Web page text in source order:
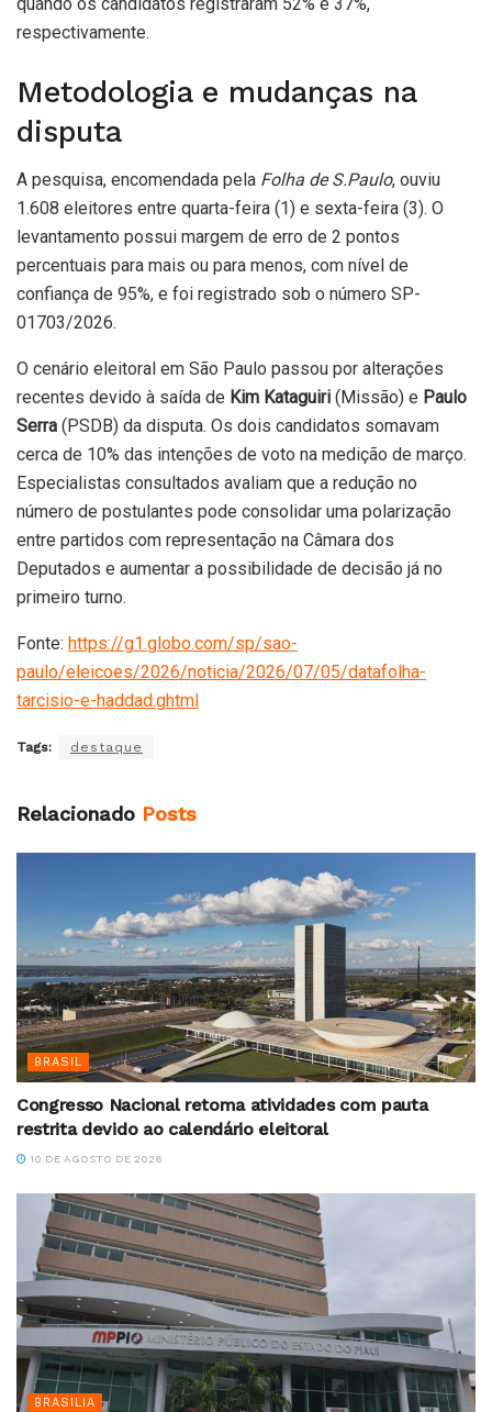
respectivamente.
Metodologia e mudanças na
disputa
A pesquisa, encomendada pela Folha de S.Paulo, ouviu
1.608 eleitores entre quarta-feira (1) e sexta-feira (3). O
levantamento possui margem de erro de 2 pontos
percentuais para mais ou para menos, com nível de
confiança de 95%, e foi registrado sob o número SP-
01703/2026.
O cenário eleitoral em São Paulo passou por alterações
recentes devido à saída de Kim Kataguiri (Missão) e Paulo
Serra (PSDB) da disputa. Os dois candidatos somavam
cerca de 10% das intenções de voto na medição de março.
Especialistas consultados avaliam que a redução no
número de postulantes pode consolidar uma polarização
entre partidos com representação na Câmara dos
Deputados e aumentar a possibilidade de decisão já no
primeiro turno.
Fonte: https://g1.globo.com/sp/sao-
paulo/eleicoes/2026/noticia/2026/07/05/datafolha-
tarcisio-e-haddad.ghtml
Tags: destaque
Relacionado Posts
BRASIL
Congresso Nacional retoma atividades com pauta
restrita devido ao calendário eleitoral
10 DE AGOSTO DE 2026
BRASILIA